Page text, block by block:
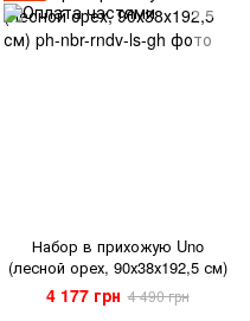
Набор в прихожую Uno
(лесной орех, 90х38х192,5 см)
4 177 грн 4 490 грн